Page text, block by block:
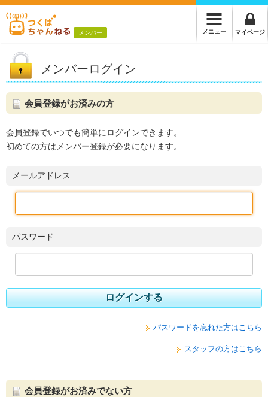
メンバー メニュー マイページ
メンバーログイン
会員登録がお済みの方
会員登録でいつでも簡単にログインできます。
初めての方はメンバー登録が必要になります。
メールアドレス
パスワード
ログインする
パスワードを忘れた方はこちら
スタッフの方はこちら
会員登録がお済みでない方